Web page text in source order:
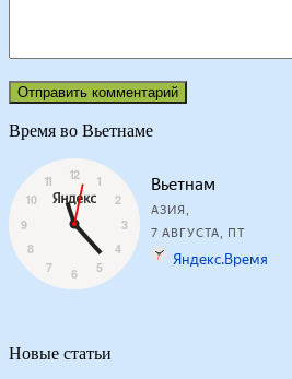
Время во Вьетнаме
Новые статьи